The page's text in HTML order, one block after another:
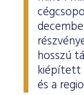
hosszú
kiépített
és a